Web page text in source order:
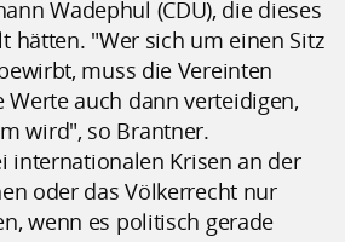
Wadephul (CDU), die dieses
hätten. "Wer sich um einen Sitz
muss die Vereinten
auch dann verteidigen,
wird", so Brantner.
internationalen Krisen an der
oder das Völkerrecht nur
wenn es politisch gerade